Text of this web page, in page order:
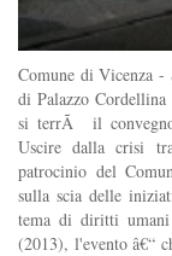
Comune di Vicenza -
di Palazzo
si terrÃ il
Uscire dalla crisi
patrocinio del
sulla scia delle
tema di diritti
(2013), l'evento â€“